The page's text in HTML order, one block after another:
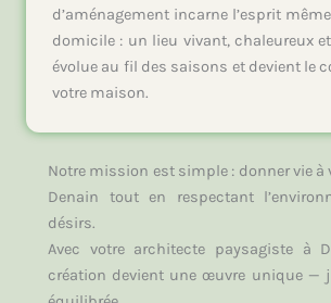
d’aménagement incarne l’esprit
domicile : un lieu vivant, chaleureux
évolue au fil des saisons et devient le
votre maison.
Notre mission est simple : donner vie à
Denain tout en respectant
désirs.
Avec votre architecte paysagiste à
création devient une œuvre unique —